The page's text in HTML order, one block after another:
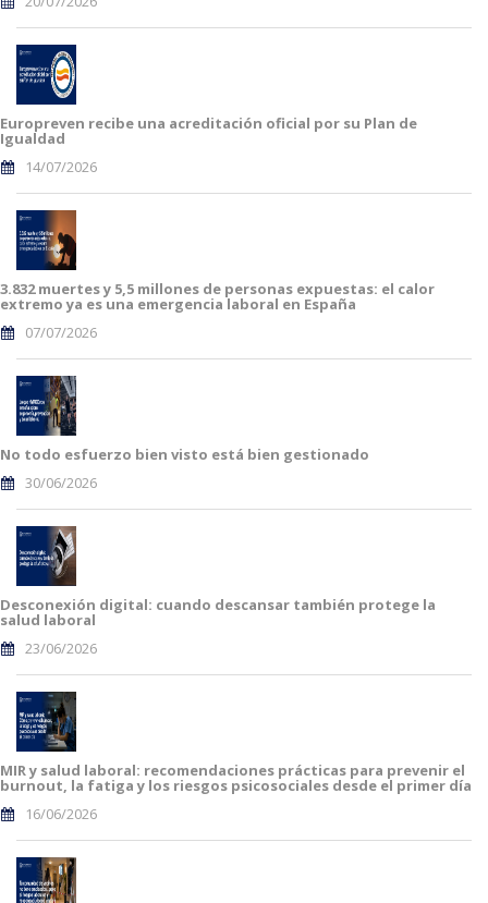
Europreven recibe una acreditación oficial por su Plan de
Igualdad
14/07/2026
3.832 muertes y 5,5 millones de personas expuestas: el calor
extremo ya es una emergencia laboral en España
07/07/2026
No todo esfuerzo bien visto está bien gestionado
30/06/2026
Desconexión digital: cuando descansar también protege la
salud laboral
23/06/2026
MIR y salud laboral: recomendaciones prácticas para prevenir el
burnout, la fatiga y los riesgos psicosociales desde el primer día
16/06/2026